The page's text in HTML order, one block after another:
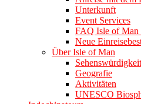
Unterkunft
Event Services
FAQ Isle of Man
Neue
Über Isle of Man
Geografie
Aktivitäten
UNESCO